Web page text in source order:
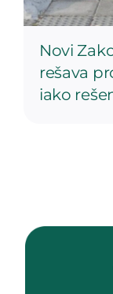
Novi
rešava
iako